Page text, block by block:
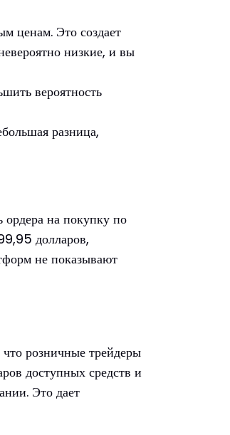
ценам. Это создает
низкие, и вы
вероятность
разница,
ордера на покупку по
долларов,
не показывают
розничные трейдеры
доступных средств и
Это дает